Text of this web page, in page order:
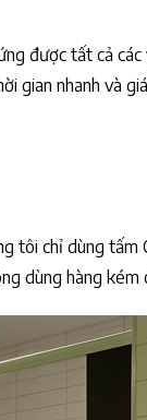
được tất cả các
gian nhanh và
tôi chỉ dùng tấm
dùng hàng kém